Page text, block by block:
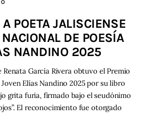
POETA JALISCIENSE
DE POESÍA
NANDINO 2025
Renata García Rivera obtuvo el Premio
Elías Nandino 2025 por su libro
grita furia, firmado bajo el seudónimo
El reconocimiento fue otorgado